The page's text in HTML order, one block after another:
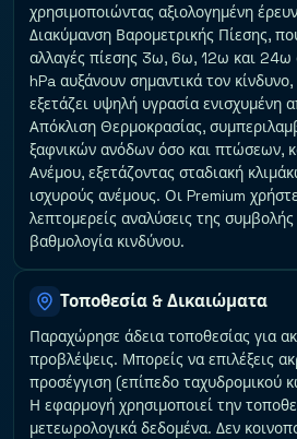
χρησιμοποιώντας αξιολογημένη
Διακύμανση Βαρομετρικής Πίεσης,
αλλαγές πίεσης 3ω, 6ω, 12ω και
hPa αυξάνουν σημαντικά τον
εξετάζει υψηλή υγρασία ενισχυμένη
Απόκλιση Θερμοκρασίας,
ξαφνικών ανόδων όσο και πτώσεων,
Ανέμου, εξετάζοντας σταδιακή
ισχυρούς ανέμους. Οι Premium
λεπτομερείς αναλύσεις της
βαθμολογία κινδύνου.
Τοποθεσία & Δικαιώματα
Παραχώρησε άδεια τοποθεσίας για
προβλέψεις. Μπορείς να επιλέξεις
προσέγγιση (επίπεδο ταχυδρομικού
Η εφαρμογή χρησιμοποιεί την
μετεωρολογικά δεδομένα. Δεν